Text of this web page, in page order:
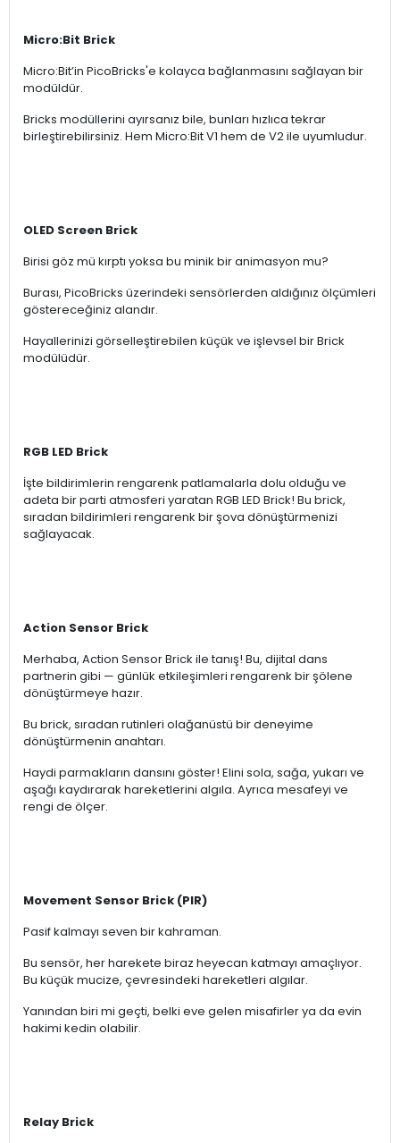
Micro:Bit Brick
Micro:Bit’in PicoBricks'e kolayca bağlanmasını sağlayan bir
modüldür.
Bricks modüllerini ayırsanız bile, bunları hızlıca tekrar
birleştirebilirsiniz. Hem Micro:Bit V1 hem de V2 ile uyumludur.
OLED Screen Brick
Birisi göz mü kırptı yoksa bu minik bir animasyon mu?
Burası, PicoBricks üzerindeki sensörlerden aldığınız ölçümleri
göstereceğiniz alandır.
Hayallerinizi görselleştirebilen küçük ve işlevsel bir Brick
modülüdür.
RGB LED Brick
İşte bildirimlerin rengarenk patlamalarla dolu olduğu ve
adeta bir parti atmosferi yaratan RGB LED Brick! Bu brick,
sıradan bildirimleri rengarenk bir şova dönüştürmenizi
sağlayacak.
Action Sensor Brick
Merhaba, Action Sensor Brick ile tanış! Bu, dijital dans
partnerin gibi — günlük etkileşimleri rengarenk bir şölene
dönüştürmeye hazır.
Bu brick, sıradan rutinleri olağanüstü bir deneyime
dönüştürmenin anahtarı.
Haydi parmakların dansını göster! Elini sola, sağa, yukarı ve
aşağı kaydırarak hareketlerini algıla. Ayrıca mesafeyi ve
rengi de ölçer.
Movement Sensor Brick (PIR)
Pasif kalmayı seven bir kahraman.
Bu sensör, her harekete biraz heyecan katmayı amaçlıyor.
Bu küçük mucize, çevresindeki hareketleri algılar.
Yanından biri mi geçti, belki eve gelen misafirler ya da evin
hakimi kedin olabilir.
Relay Brick